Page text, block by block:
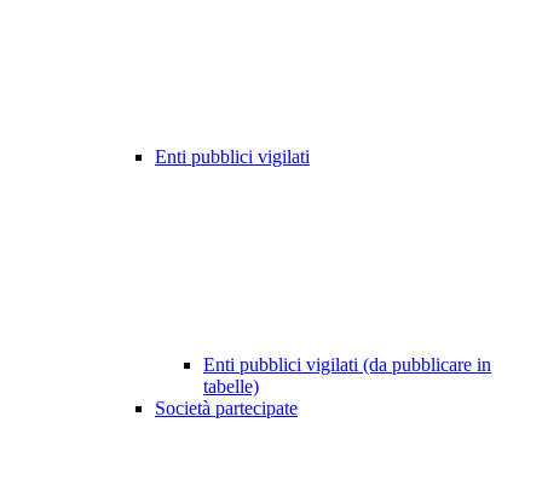
Enti pubblici vigilati
Enti pubblici vigilati (da pubblicare in
tabelle)
Società partecipate